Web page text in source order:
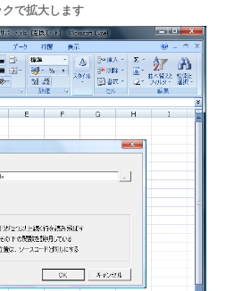
クで拡大します